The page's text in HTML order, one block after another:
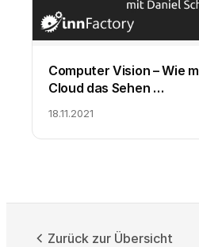
Computer Vision – Wie
Cloud das Sehen …
18.11.2021
Zurück zur Übersicht